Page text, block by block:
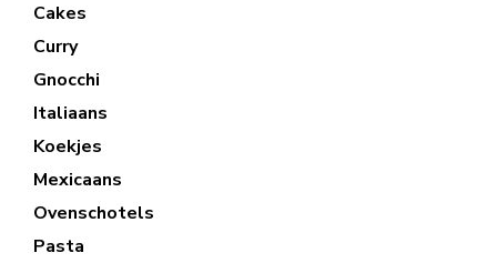
Cakes
Curry
Gnocchi
Italiaans
Koekjes
Mexicaans
Ovenschotels
Pasta